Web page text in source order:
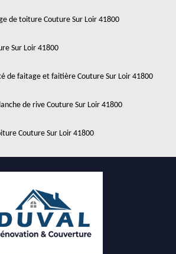
de toiture Couture Sur Loir 41800
Sur Loir 41800
de faitage et faitière Couture Sur Loir 41800
de rive Couture Sur Loir 41800
Couture Sur Loir 41800